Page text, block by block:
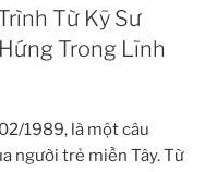
Từ Kỹ Sư
Trong Lĩnh
1989, là một câu
người trẻ miền Tây. Từ